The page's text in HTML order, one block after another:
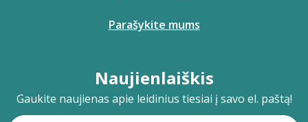
Parašykite mums
Naujienlaiškis
Gaukite naujienas apie leidinius tiesiai į savo el. paštą!